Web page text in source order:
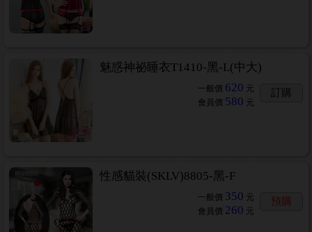
魅惑神祕睡衣T1410-黑-L(中大)
一般價 620 元
會員價 580 元
訂購
性感貓裝(SKLV)8805-黑-F
一般價 350 元
會員價 260 元
預購